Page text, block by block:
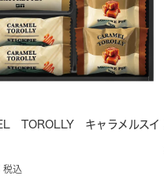
TOROLLY キャラメルスイ
税込